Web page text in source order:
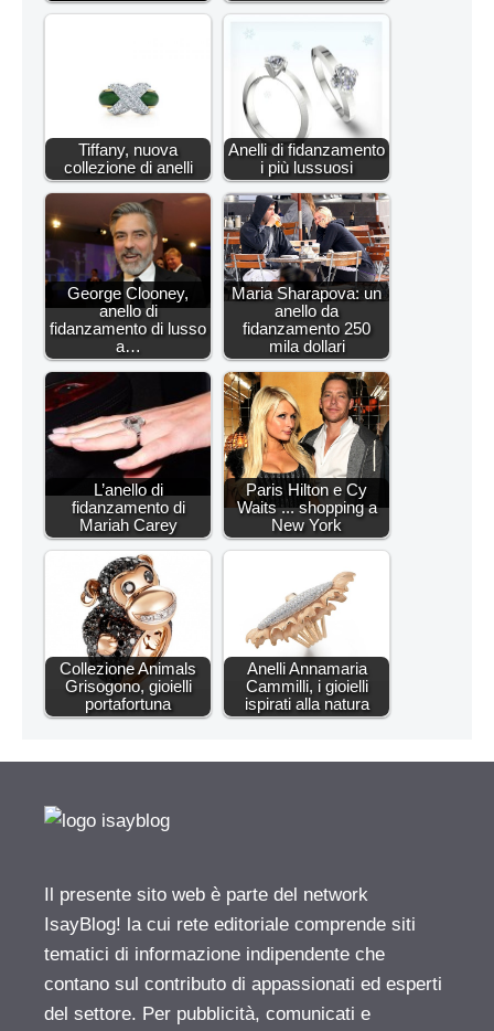
Tiffany, nuova
collezione di anelli
Anelli di fidanzamento
i più lussuosi
George Clooney,
anello di
fidanzamento di lusso
a…
Maria Sharapova: un
anello da
fidanzamento 250
mila dollari
L’anello di
fidanzamento di
Mariah Carey
Paris Hilton e Cy
Waits ... shopping a
New York
Collezione Animals
Grisogono, gioielli
portafortuna
Anelli Annamaria
Cammilli, i gioielli
ispirati alla natura
Il presente sito web è parte del network
IsayBlog! la cui rete editoriale comprende siti
tematici di informazione indipendente che
contano sul contributo di appassionati ed esperti
del settore. Per pubblicità, comunicati e